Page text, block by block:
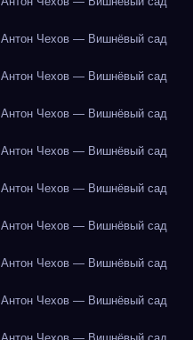
Антон Чехов — Вишнёвый сад
Антон Чехов — Вишнёвый сад
Антон Чехов — Вишнёвый сад
Антон Чехов — Вишнёвый сад
Антон Чехов — Вишнёвый сад
Антон Чехов — Вишнёвый сад
Антон Чехов — Вишнёвый сад
Антон Чехов — Вишнёвый сад